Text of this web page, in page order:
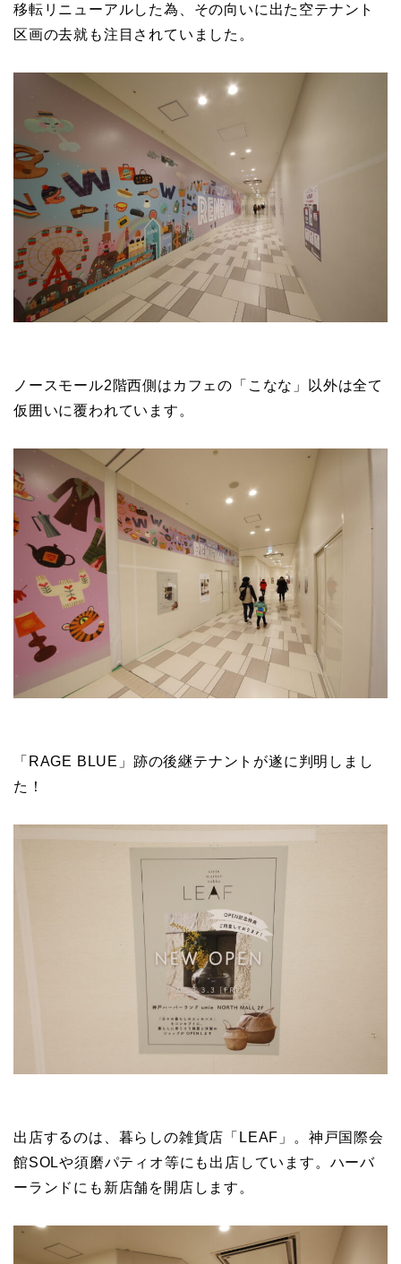
移転リニューアルした為、その向いに出た空テナント
区画の去就も注目されていました。
ノースモール2階西側はカフェの「こなな」以外は全て
仮囲いに覆われています。
「RAGE BLUE」跡の後継テナントが遂に判明しまし
た！
出店するのは、暮らしの雑貨店「LEAF」。神戸国際会
館SOLや須磨パティオ等にも出店しています。ハーバ
ーランドにも新店舗を開店します。